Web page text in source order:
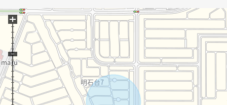
○富谷市立东向阳台小学步行10分钟的约740m
○富谷市立东向阳台中学步行14分钟的约1090m
○"明石台7丁目"停徒歩3分约230m
○明石台7丁目第1公园步行3分钟的约210m
○Youk-Benimaru明石台商店步行8分钟的约640m
○七十七银行明石台分店步行9分钟的约690m
○Lawson富谷明石台7丁目商店步行9分钟的约700m
○富谷明石台邮局步行9分钟的约710m
+